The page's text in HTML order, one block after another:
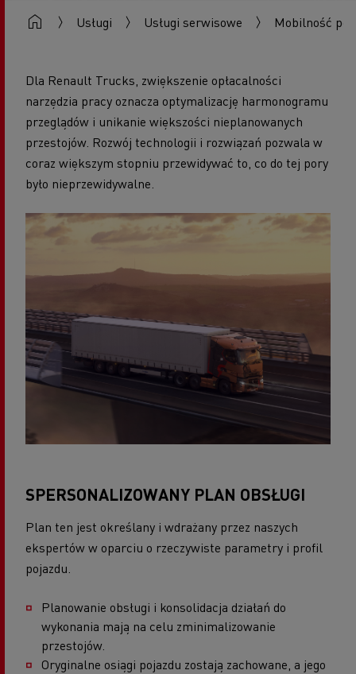
Usługi Usługi serwisowe Mobilność
Dla Renault Trucks, zwiększenie opłacalności
narzędzia pracy oznacza optymalizację harmonogramu
przeglądów i unikanie większości nieplanowanych
przestojów. Rozwój technologii i rozwiązań pozwala w
coraz większym stopniu przewidywać to, co do tej pory
było nieprzewidywalne.
SPERSONALIZOWANY PLAN OBSŁUGI
Plan ten jest określany i wdrażany przez naszych
ekspertów w oparciu o rzeczywiste parametry i profil
pojazdu.
Planowanie obsługi i konsolidacja działań do
wykonania mają na celu zminimalizowanie
przestojów.
Oryginalne osiągi pojazdu zostają zachowane, a jego